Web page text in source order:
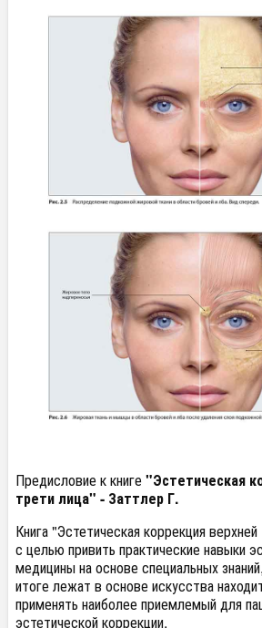
Предисловие к книге"Эстетическая
трети лица" - Заттлер Г.
Книга "Эстетическая коррекция
с целью привить практические навыки
медицины на основе специальных
итоге лежат в основе искусства
применять наиболее приемлемый для
эстетической коррекции.